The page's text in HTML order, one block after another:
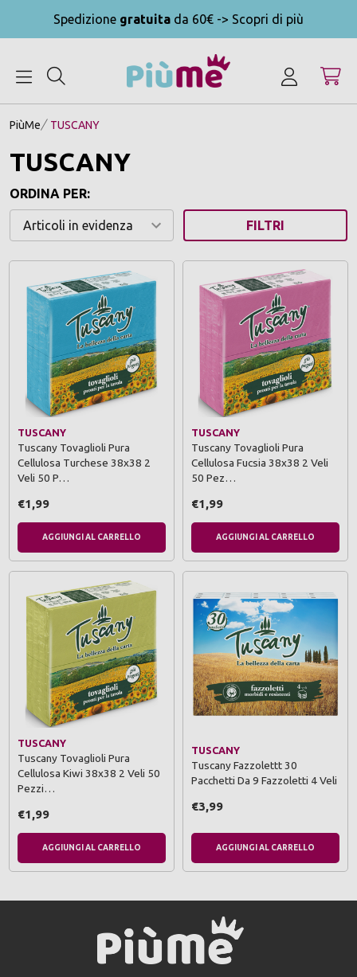
Spedizione gratuita da 60€ -> Scopri di più
PiùMe TUSCANY
TUSCANY
ORDINA PER:
FILTRI
TUSCANY
Tuscany Tovaglioli Pura
Cellulosa Turchese 38x38 2
Veli 50 P…
€1,99
AGGIUNGI AL CARRELLO
TUSCANY
Tuscany Tovaglioli Pura
Cellulosa Fucsia 38x38 2 Veli
50 Pez…
€1,99
AGGIUNGI AL CARRELLO
TUSCANY
Tuscany Tovaglioli Pura
Cellulosa Kiwi 38x38 2 Veli 50
Pezzi…
€1,99
AGGIUNGI AL CARRELLO
TUSCANY
Tuscany Fazzolettt 30
Pacchetti Da 9 Fazzoletti 4 Veli
€3,99
AGGIUNGI AL CARRELLO